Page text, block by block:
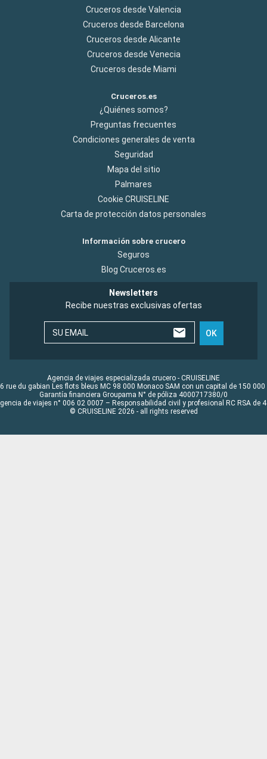
Cruceros desde Valencia
Cruceros desde Barcelona
Cruceros desde Alicante
Cruceros desde Venecia
Cruceros desde Miami
Cruceros.es
¿Quiénes somos?
Preguntas frecuentes
Condiciones generales de venta
Seguridad
Mapa del sitio
Palmares
Cookie CRUISELINE
Carta de protección datos personales
Información sobre crucero
Seguros
Blog Cruceros.es
Newsletters
Recibe nuestras exclusivas ofertas
SU EMAIL OK
Agencia de viajes especializada crucero - CRUISELINE
rue du gabian Les flots bleus MC 98 000 Monaco SAM con un capital de 150 000
Garantía financiera Groupama N° de póliza 4000717380/0
de viajes n° 006 02 0007 – Responsabilidad civil y profesional RC RSA de
© CRUISELINE 2026 - all rights reserved